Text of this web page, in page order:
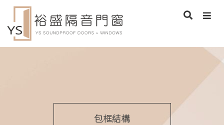
包框結構